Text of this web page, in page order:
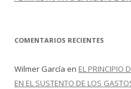
COMENTARIOS RECIENTES
Wilmer García en EL PRINCIPIO
EN EL SUSTENTO DE LOS